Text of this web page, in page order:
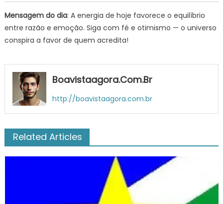
Mensagem do dia: A energia de hoje favorece o equilíbrio
entre razão e emoção. Siga com fé e otimismo — o universo
conspira a favor de quem acredita!
Boavistaagora.com.br
http://boavistaagora.com.br
Related Articles